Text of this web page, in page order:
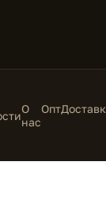
О
нас
Опт